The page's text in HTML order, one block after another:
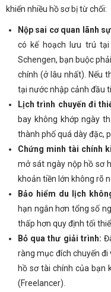
khiến nhiều hồ sơ bị từ chối:
Nộp sai cơ quan lãnh
có kế hoạch lưu trú
Schengen, bạn buộc
chính (ở lâu nhất). Nếu
tại nước nhập cảnh đầu
Lịch trình chuyến đi
bay không khớp ngày
thành phố quá dày đặc,
Chứng minh tài chính
mở sát ngày nộp hồ sơ
khoản tiền lớn không rõ
Bảo hiểm du lịch
hạn ngắn hơn tổng số
thấp hơn quy định tối
Bỏ qua thư giải trình:
ràng mục đích chuyến đi
hồ sơ tài chính của bạn
(Freelancer).